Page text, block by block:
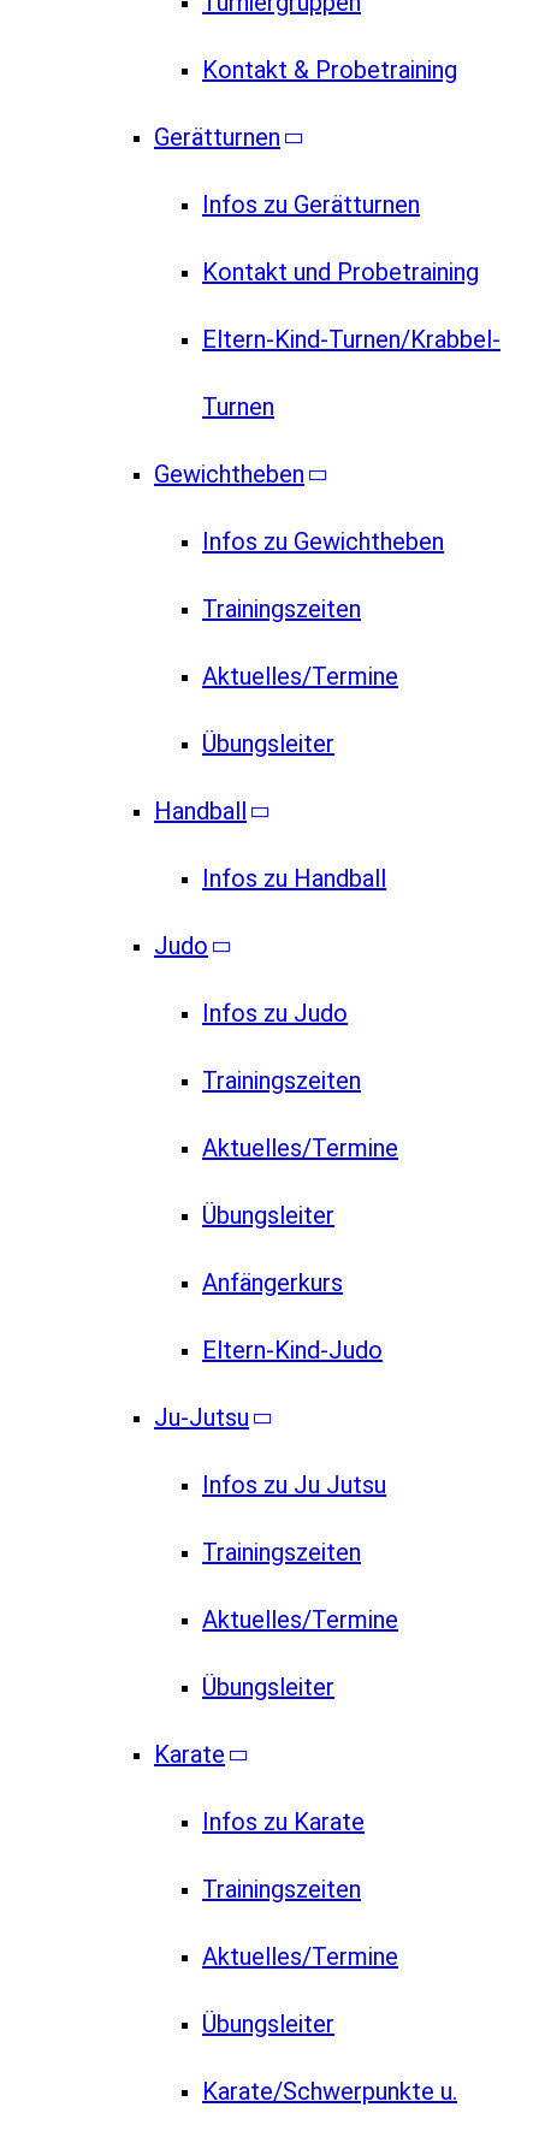
Kontakt & Probetraining
Gerätturnen
Infos zu Gerätturnen
Kontakt und Probetraining
Eltern-Kind-Turnen/Krabbel-
Turnen
Gewichtheben
Infos zu Gewichtheben
Trainingszeiten
Aktuelles/Termine
Übungsleiter
Handball
Infos zu Handball
Judo
Infos zu Judo
Trainingszeiten
Aktuelles/Termine
Übungsleiter
Anfängerkurs
Eltern-Kind-Judo
Ju-Jutsu
Infos zu Ju Jutsu
Trainingszeiten
Aktuelles/Termine
Übungsleiter
Karate
Infos zu Karate
Trainingszeiten
Aktuelles/Termine
Übungsleiter
Karate/Schwerpunkte u.